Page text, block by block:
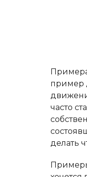
пример
часто
делать